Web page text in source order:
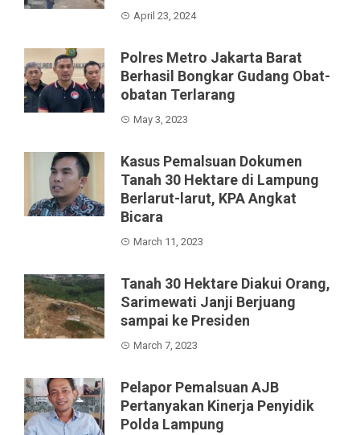
April 23, 2024
Polres Metro Jakarta Barat
Berhasil Bongkar Gudang Obat-
obatan Terlarang
May 3, 2023
Kasus Pemalsuan Dokumen
Tanah 30 Hektare di Lampung
Berlarut-larut, KPA Angkat
Bicara
March 11, 2023
Tanah 30 Hektare Diakui Orang,
Sarimewati Janji Berjuang
sampai ke Presiden
March 7, 2023
Pelapor Pemalsuan AJB
Pertanyakan Kinerja Penyidik
Polda Lampung